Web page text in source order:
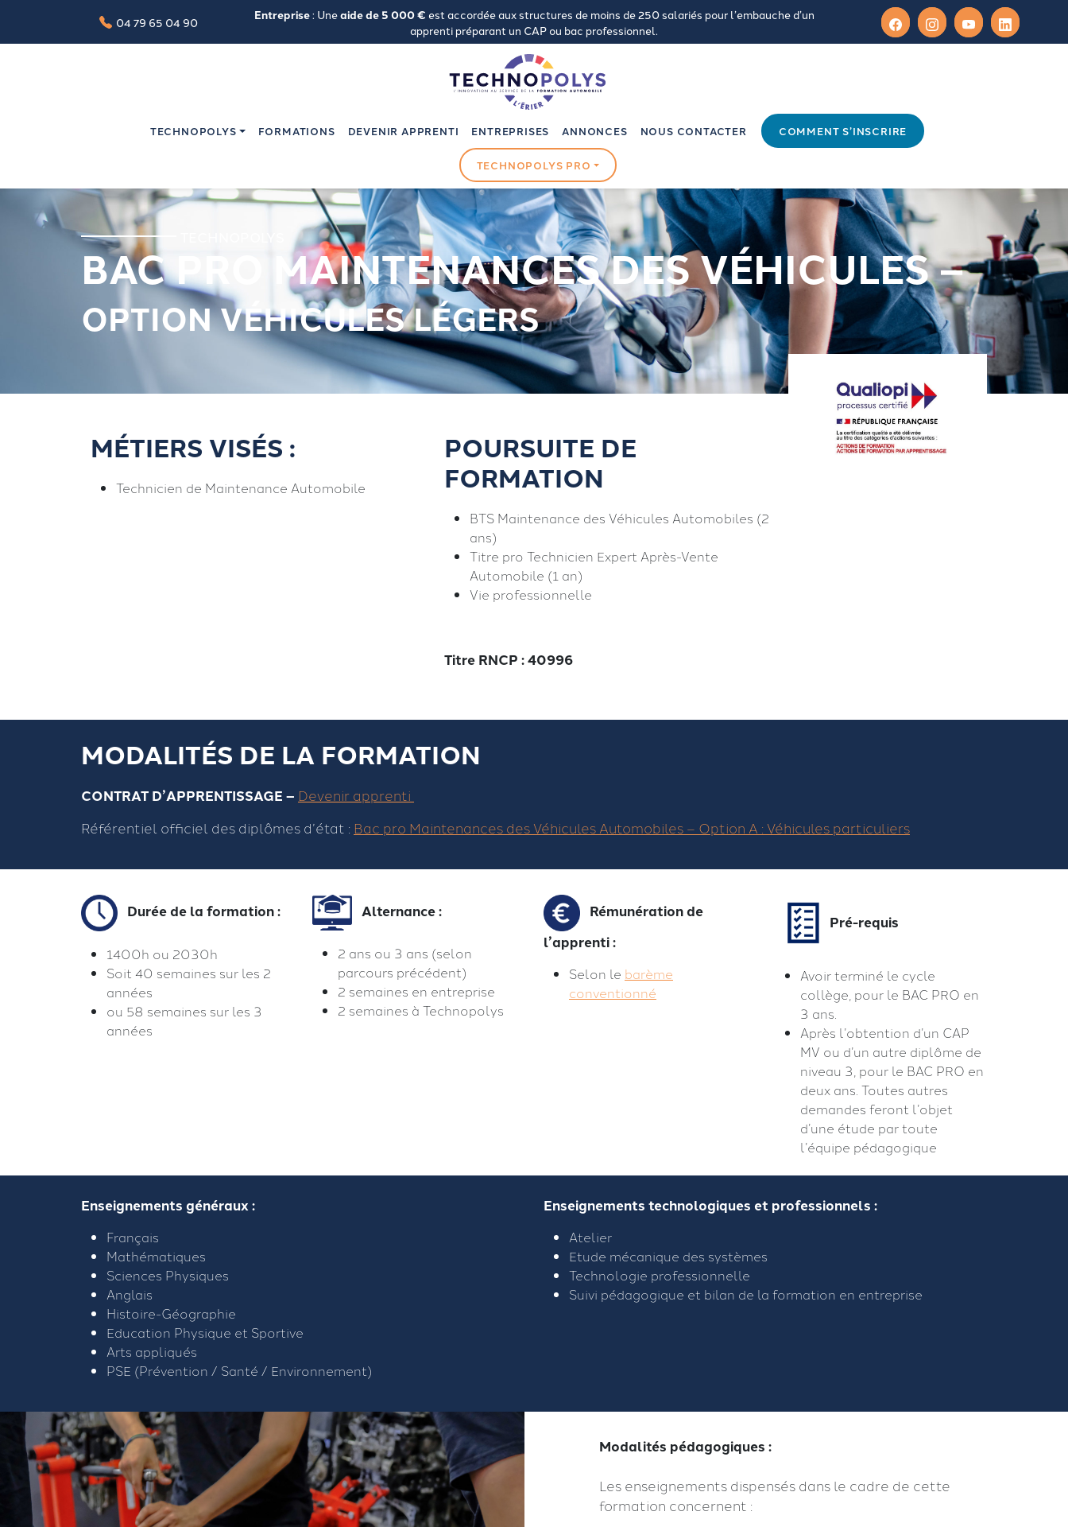
04 79 65 04 90 Entreprise: Uneaide de 5 000 € est accordée aux structures de moins de 250 salariés pour l’embauche d’un
apprenti préparant un CAP ou bac professionnel.
TECHNOPOLYS FORMATIONS DEVENIR APPRENTI ENTREPRISES ANNONCES NOUS CONTACTER COMMENT S’INSCRIRE
TECHNOPOLYS PRO
BAC PRO MAINTENANCES DES VÉHICULES –
OPTION VÉHICULES LÉGERS
MÉTIERS VISÉS :
Technicien de Maintenance Automobile
POURSUITE DE
FORMATION
BTS Maintenance des Véhicules Automobiles (2
ans)
Titre pro Technicien Expert Après-Vente
Automobile (1 an)
Vie professionnelle
Titre RNCP : 40996
MODALITÉS DE LA FORMATION
CONTRAT D’APPRENTISSAGE – Devenir apprenti
Référentiel officiel des diplômes d’état : Bac pro Maintenances des Véhicules Automobiles – Option A : Véhicules particuliers
Durée de la formation :
1400h ou 2030h
Soit 40 semaines sur les 2
années
ou 58 semaines sur les 3
années
Alternance :
2 ans ou 3 ans (selon
parcours précédent)
2 semaines en entreprise
2 semaines à Technopolys
Rémunération de
l’apprenti :
Selon le barème
conventionné
Pré-requis
Avoir terminé le cycle
collège, pour le BAC PRO en
3 ans.
Après l’obtention d’un CAP
MV ou d’un autre diplôme de
niveau 3, pour le BAC PRO en
deux ans. Toutes autres
demandes feront l’objet
d’une étude par toute
l’équipe pédagogique
Enseignements généraux :
Français
Mathématiques
Sciences Physiques
Anglais
Histoire-Géographie
Education Physique et Sportive
Arts appliqués
PSE (Prévention / Santé / Environnement)
Enseignements technologiques et professionnels :
Atelier
Etude mécanique des systèmes
Technologie professionnelle
Suivi pédagogique et bilan de la formation en entreprise
Modalités pédagogiques :
Les enseignements dispensés dans le cadre de cette
formation concernent :